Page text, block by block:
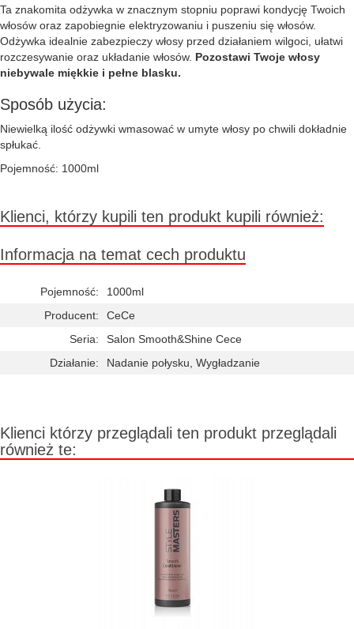
Ta znakomita odżywka w znacznym stopniu poprawi kondycję Twoich
włosów oraz zapobiegnie elektryzowaniu i puszeniu się włosów.
Odżywka idealnie zabezpieczy włosy przed działaniem wilgoci, ułatwi
rozczesywanie oraz układanie włosów. Pozostawi Twoje włosy
niebywale miękkie i pełne blasku.
Sposób użycia:
Niewielką ilość odżywki wmasować w umyte włosy po chwili dokładnie
spłukać.
Pojemność: 1000ml
Klienci, którzy kupili ten produkt kupili również:
Informacja na temat cech produktu
Pojemność:
1000ml
Producent:
CeCe
Seria:
Salon Smooth&Shine Cece
Działanie:
Nadanie połysku, Wygładzanie
Klienci którzy przeglądali ten produkt przeglądali
również te: